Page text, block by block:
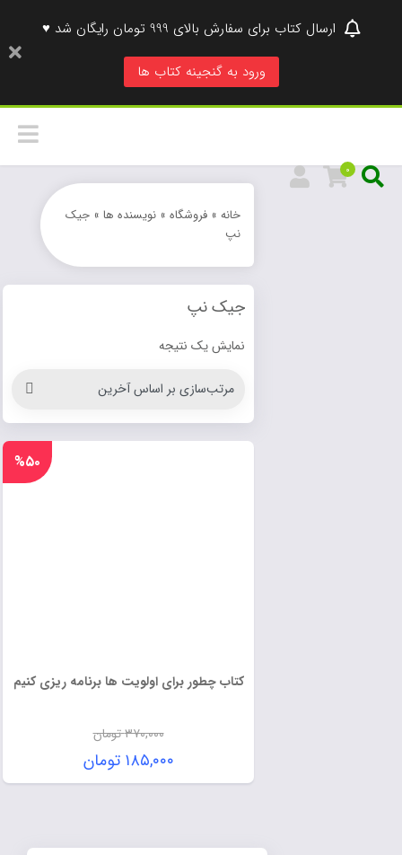
ارسال کتاب برای سفارش بالای 999 تومان رایگان شد ♥
ورود به گنجینه کتاب ها
خانه» فروشگاه» نویسنده ها » جیک
نپ
جیک نپ
نمایش یک نتیجه
کتاب چطور برای اولویت ها برنامه ریزی کنیم
۳۷۰,۰۰۰تومان
۱۸۵,۰۰۰ تومان
%۵۰